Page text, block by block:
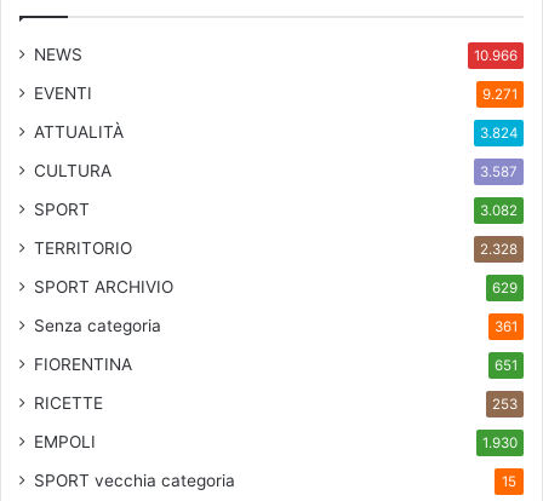
NEWS 10.966
EVENTI 9.271
ATTUALITÀ 3.824
CULTURA 3.587
SPORT 3.082
TERRITORIO 2.328
SPORT ARCHIVIO 629
Senza categoria 361
FIORENTINA 651
RICETTE 253
EMPOLI 1.930
SPORT vecchia categoria 15